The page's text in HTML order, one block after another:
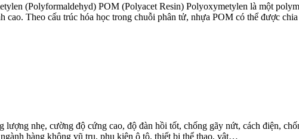
(Polyformaldehyd) POM (Polyacet Resin) Polyoxymetylen là một
Theo cấu trúc hóa học trong chuỗi phân tử, nhựa POM có thể được chia
nhẹ, cường độ cứng cao, độ đàn hồi tốt, chống gãy nứt, cách điện,
hàng không vũ trụ, phụ kiện ô tô, thiết bị thể thao, vật…